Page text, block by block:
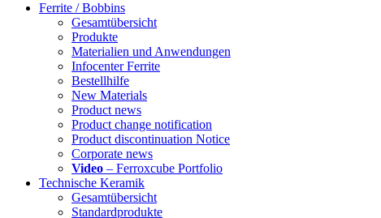
Ferrite / Bobbins
Gesamtübersicht
Produkte
Materialien und Anwendungen
Infocenter Ferrite
Bestellhilfe
New Materials
Product news
Product change notification
Product discontinuation Notice
Corporate news
Video – Ferroxcube Portfolio
Technische Keramik
Gesamtübersicht
Standardprodukte